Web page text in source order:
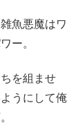
魚悪魔はワ
ー。
を組ませ
うにして俺